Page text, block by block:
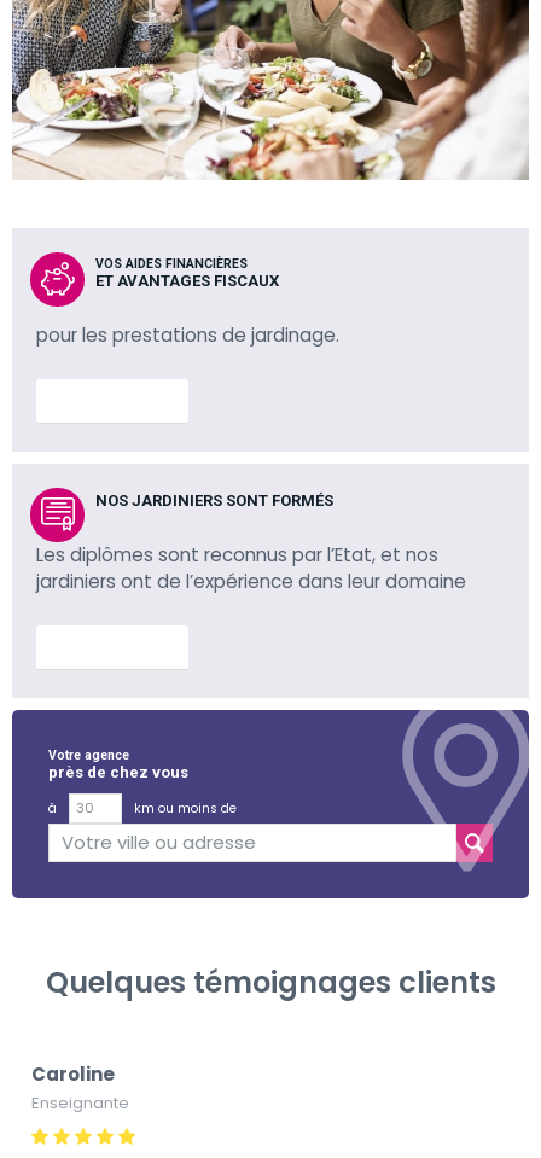
VOS AIDES FINANCIÈRES
ET AVANTAGES FISCAUX
pour les prestations de jardinage.
NOS JARDINIERS SONT FORMÉS
Les diplômes sont reconnus par l’Etat, et nos
jardiniers ont de l’expérience dans leur domaine
Votre agence
près de chez vous
à
km ou moins de
Quelques témoignages clients
Caroline
Enseignante